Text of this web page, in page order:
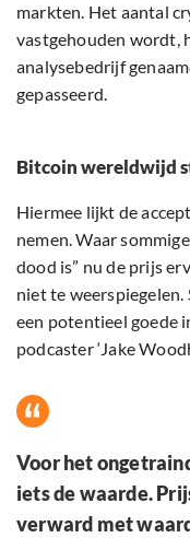
markten. Het aantal
vastgehouden wordt,
analysebedrijf
gepasseerd.
Bitcoin wereldwijd
Hiermee lijkt de
nemen. Waar
dood is” nu de prijs
niet te weerspiegelen.
een potentieel goede
podcaster ‘Jake
Voor het
iets de waarde.
verward met